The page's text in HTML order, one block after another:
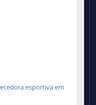
esportiva em